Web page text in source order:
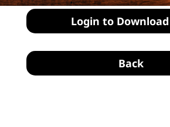
Login to Download
Back